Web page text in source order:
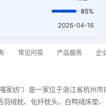
85%
2026-04-16
常见问答 产品服务 企
家纺”）是一家位于浙江省杭州市
绒枕、化纤枕头、白鸭绒床垫